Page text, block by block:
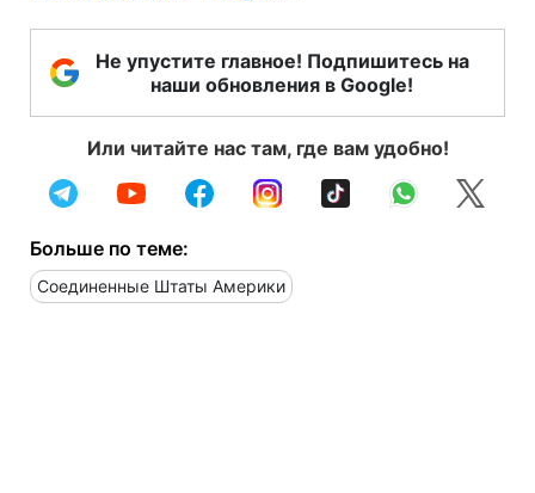
Не упустите главное! Подпишитесь на
наши обновления в Google!
Или читайте нас там, где вам удобно!
Больше по теме:
Соединенные Штаты Америки